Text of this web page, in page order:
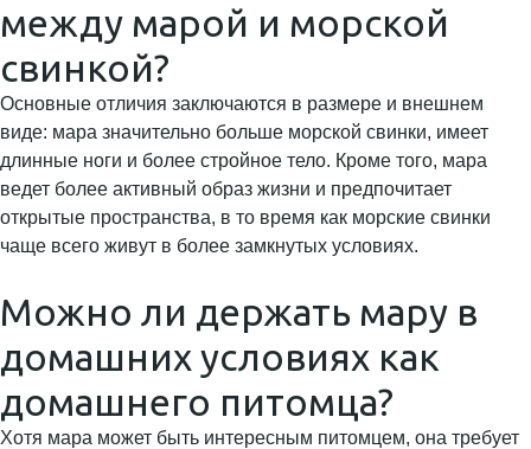
между марой и морской
свинкой?
Основные отличия заключаются в размере и внешнем
виде: мара значительно больше морской свинки, имеет
длинные ноги и более стройное тело. Кроме того, мара
ведет более активный образ жизни и предпочитает
открытые пространства, в то время как морские свинки
чаще всего живут в более замкнутых условиях.
Можно ли держать мару в
домашних условиях как
домашнего питомца?
Хотя мара может быть интересным питомцем, она требует